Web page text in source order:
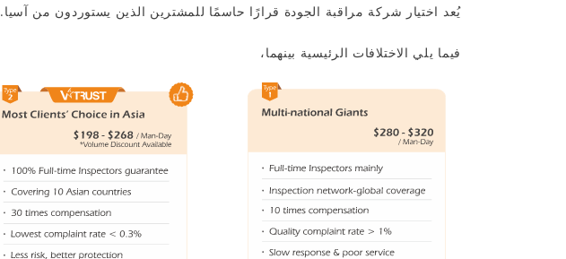
يُعد اختيار شركة مراقبة الجودة قرارًا حاسمًا للمشترين الذين يستوردون من آسيا.
فيما يلي الاختلافات الرئيسية بينهما،